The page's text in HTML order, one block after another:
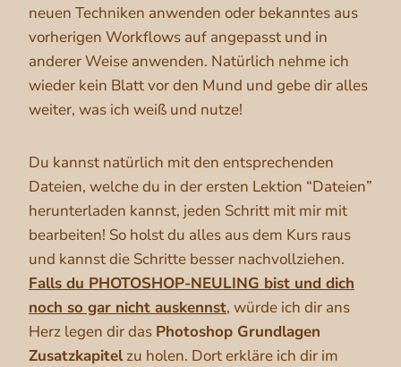
neuen Techniken anwenden oder bekanntes aus
vorherigen Workflows auf angepasst und in
anderer Weise anwenden. Natürlich nehme ich
wieder kein Blatt vor den Mund und gebe dir alles
weiter, was ich weiß und nutze!
Du kannst natürlich mit den entsprechenden
Dateien, welche du in der ersten Lektion “Dateien”
herunterladen kannst, jeden Schritt mit mir mit
bearbeiten! So holst du alles aus dem Kurs raus
und kannst die Schritte besser nachvollziehen.
Falls du PHOTOSHOP-NEULING bist und dich
noch so gar nicht auskennst, würde ich dir ans
Herz legen dir das Photoshop Grundlagen
Zusatzkapitelzu holen. Dort erkläre ich dir im